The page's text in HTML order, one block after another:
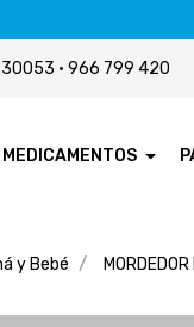
· 966 799 420
MEDICAMENTOS
y Bebé